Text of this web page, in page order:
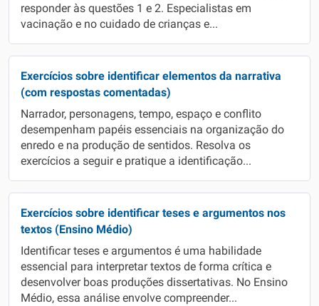
responder às questões 1 e 2. Especialistas em
vacinação e no cuidado de crianças e...
Exercícios sobre identificar elementos da narrativa
(com respostas comentadas)
Narrador, personagens, tempo, espaço e conflito
desempenham papéis essenciais na organização do
enredo e na produção de sentidos. Resolva os
exercícios a seguir e pratique a identificação...
Exercícios sobre identificar teses e argumentos nos
textos (Ensino Médio)
Identificar teses e argumentos é uma habilidade
essencial para interpretar textos de forma crítica e
desenvolver boas produções dissertativas. No Ensino
Médio, essa análise envolve compreender...